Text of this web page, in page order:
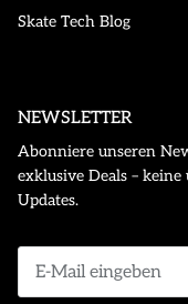
Skate Tech Blog
NEWSLETTER
Abonniere unseren
exklusive Deals –
Updates.